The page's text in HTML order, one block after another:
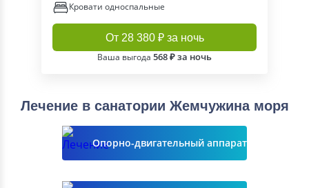
Кровати односпальные
От 28 380 ₽ за ночь
Ваша выгода 568 ₽ за ночь
Лечение в санатории Жемчужина моря
Опорно-двигательный аппарат